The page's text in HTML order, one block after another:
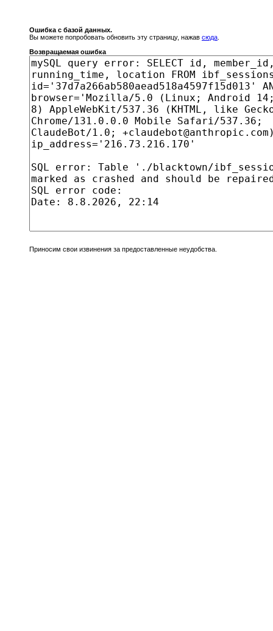
Ошибка с базой данных.
Вы можете попробовать обновить эту страницу, нажав сюда
Возвращаемая ошибка
Приносим свои извинения за предоставленные неудобства.